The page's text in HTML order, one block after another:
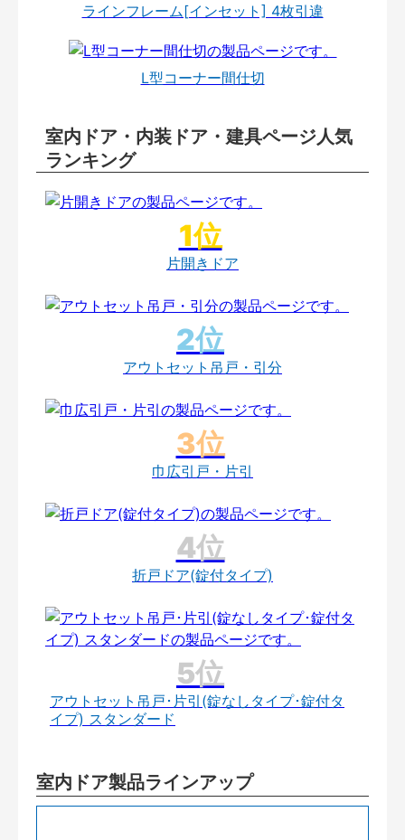
ラインフレーム[インセット] 4枚引違
L型コーナー間仕切
室内ドア・内装ドア・建具ページ人気
ランキング
片開きドア
アウトセット吊戸・引分
巾広引戸・片引
折戸ドア(錠付タイプ)
アウトセット吊戸･片引(錠なしタイプ･錠付タ
イプ) スタンダード
室内ドア製品ラインアップ